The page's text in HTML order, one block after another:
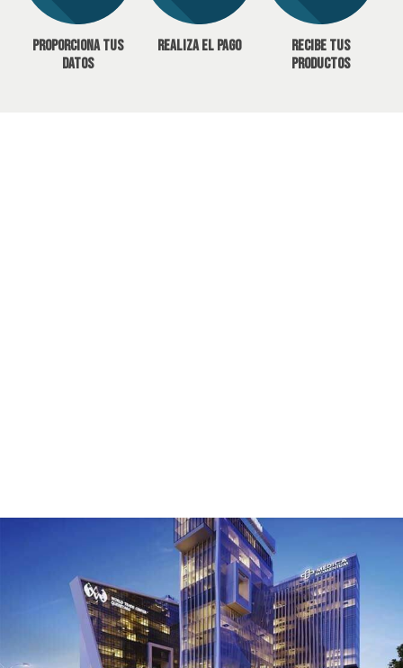
Proporciona tus
datos
Realiza el pago
Recibe tus
productos